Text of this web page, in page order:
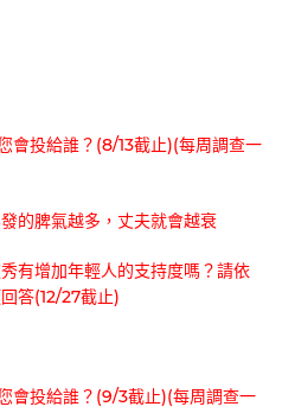
會投給誰？(8/13截止)(每周調查一
的脾氣越多，丈夫就會越衰
有增加年輕人的支持度嗎？請依
答(12/27截止)
會投給誰？(9/3截止)(每周調查一